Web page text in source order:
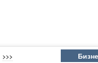
>>>